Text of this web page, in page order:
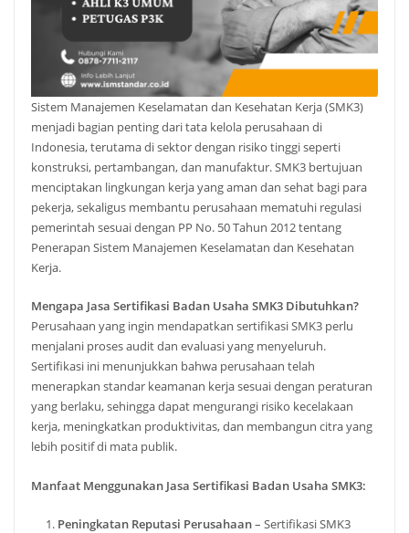
Sistem Manajemen Keselamatan dan Kesehatan Kerja (SMK3)
menjadi bagian penting dari tata kelola perusahaan di
Indonesia, terutama di sektor dengan risiko tinggi seperti
konstruksi, pertambangan, dan manufaktur. SMK3 bertujuan
menciptakan lingkungan kerja yang aman dan sehat bagi para
pekerja, sekaligus membantu perusahaan mematuhi regulasi
pemerintah sesuai dengan PP No. 50 Tahun 2012 tentang
Penerapan Sistem Manajemen Keselamatan dan Kesehatan
Kerja.
Mengapa Jasa Sertifikasi Badan Usaha SMK3 Dibutuhkan?
Perusahaan yang ingin mendapatkan sertifikasi SMK3 perlu
menjalani proses audit dan evaluasi yang menyeluruh.
Sertifikasi ini menunjukkan bahwa perusahaan telah
menerapkan standar keamanan kerja sesuai dengan peraturan
yang berlaku, sehingga dapat mengurangi risiko kecelakaan
kerja, meningkatkan produktivitas, dan membangun citra yang
lebih positif di mata publik.
Manfaat Menggunakan Jasa Sertifikasi Badan Usaha SMK3:
Peningkatan Reputasi Perusahaan– Sertifikasi SMK3